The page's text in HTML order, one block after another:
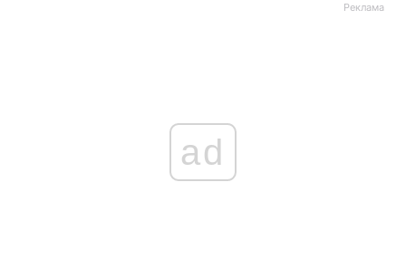
Реклама
ad